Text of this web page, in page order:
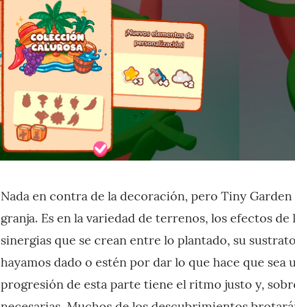
Nada en contra de la decoración, pero Tiny
granja. Es en la variedad de terrenos, los efectos
sinergias que se crean entre lo plantado, su
hayamos dado o estén por dar lo que hace que sea
progresión de esta parte tiene el ritmo justo y,